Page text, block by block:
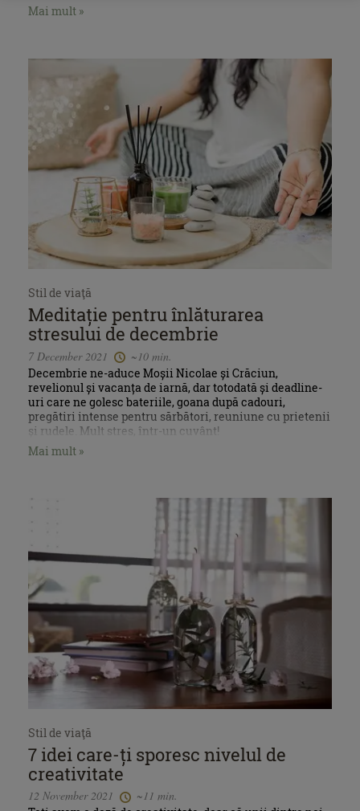
Mai mult »
Stil de viaţă
Meditație pentru înlăturarea
stresului de decembrie
7 December 2021
~10 min.
Decembrie ne-aduce Moșii Nicolae și Crăciun,
revelionul și vacanța de iarnă, dar totodată și deadline-
uri care ne golesc bateriile, goana după cadouri,
pregătiri intense pentru sărbători, reuniune cu prietenii
și rudele. Mult stres, într-un cuvânt!
Mai mult »
Stil de viaţă
7 idei care-ți sporesc nivelul de
creativitate
12 November 2021
~11 min.